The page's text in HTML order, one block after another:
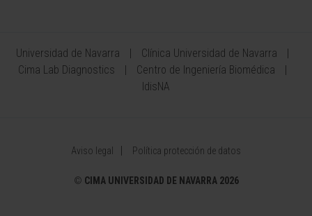
Universidad de Navarra
Clínica Universidad de Navarra
Cima Lab Diagnostics
Centro de Ingeniería Biomédica
IdisNA
Aviso legal Política protección de datos
© CIMA UNIVERSIDAD DE NAVARRA 2026